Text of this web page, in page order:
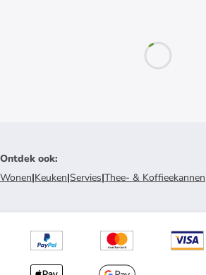
Ontdek ook:
Wonen|Keuken|Servies|Thee- & Koffieekannen